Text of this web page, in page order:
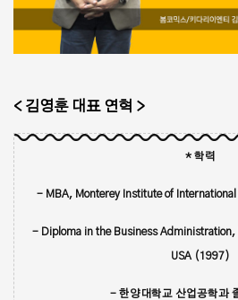
< 김영훈 대표 연혁 >
* 학력
- MBA, Monterey Institute of
- Diploma in the Business Administration,
USA (1997)
- 한양대학교 산업공학과